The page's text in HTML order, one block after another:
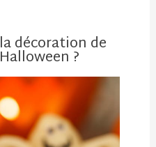
décoration de
?